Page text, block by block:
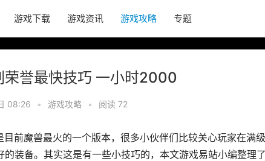
游戏下载 游戏资讯 游戏攻略 专题
誉最快技巧 一小时2000
08:26 • 游戏攻略 • 阅读 72
目前魔兽最火的一个版本，很多小伙伴们比较关心玩家在满
装备。其实这是有一些小技巧的，本文游戏易站小编整理了